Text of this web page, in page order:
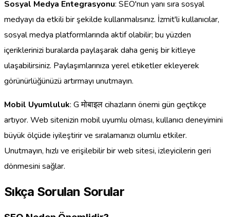
Sosyal Medya Entegrasyonu: SEO'nun yanı sıra sosyal
medyayı da etkili bir şekilde kullanmalısınız. İzmit'li kullanıcılar,
sosyal medya platformlarında aktif olabilir; bu yüzden
içeriklerinizi buralarda paylaşarak daha geniş bir kitleye
ulaşabilirsiniz. Paylaşımlarınıza yerel etiketler ekleyerek
görünürlüğünüzü artırmayı unutmayın.
Mobil Uyumluluk: G मोबाइल cihazların önemi gün geçtikçe
artıyor. Web sitenizin mobil uyumlu olması, kullanıcı deneyimini
büyük ölçüde iyileştirir ve sıralamanızı olumlu etkiler.
Unutmayın, hızlı ve erişilebilir bir web sitesi, izleyicilerin geri
dönmesini sağlar.
Sıkça Sorulan Sorular